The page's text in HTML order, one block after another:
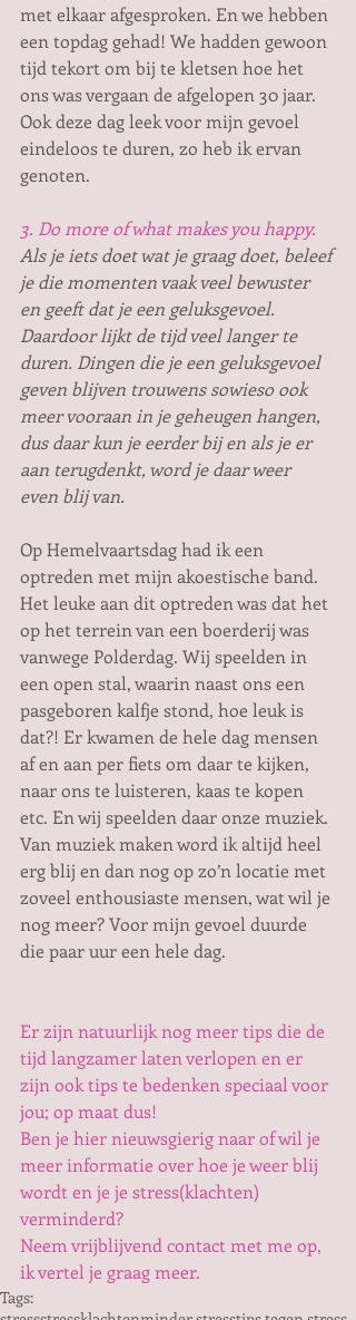
met elkaar afgesproken. En we hebben
een topdag gehad! We hadden gewoon
tijd tekort om bij te kletsen hoe het
ons was vergaan de afgelopen 30 jaar.
Ook deze dag leek voor mijn gevoel
eindeloos te duren, zo heb ik ervan
genoten.
3. Do more of what makes you happy.
Als je iets doet wat je graag doet, beleef
je die momenten vaak veel bewuster
en geeft dat je een geluksgevoel.
Daardoor lijkt de tijd veel langer te
duren. Dingen die je een geluksgevoel
geven blijven trouwens sowieso ook
meer vooraan in je geheugen hangen,
dus daar kun je eerder bij en als je er
aan terugdenkt, word je daar weer
even blij van.
Op Hemelvaartsdag had ik een
optreden met mijn akoestische band.
Het leuke aan dit optreden was dat het
op het terrein van een boerderij was
vanwege Polderdag. Wij speelden in
een open stal, waarin naast ons een
pasgeboren kalfje stond, hoe leuk is
dat?! Er kwamen de hele dag mensen
af en aan per fiets om daar te kijken,
naar ons te luisteren, kaas te kopen
etc. En wij speelden daar onze muziek.
Van muziek maken word ik altijd heel
erg blij en dan nog op zo’n locatie met
zoveel enthousiaste mensen, wat wil je
nog meer? Voor mijn gevoel duurde
die paar uur een hele dag.
Er zijn natuurlijk nog meer tips die de
tijd langzamer laten verlopen en er
zijn ook tips te bedenken speciaal voor
jou; op maat dus!
Ben je hier nieuwsgierig naar of wil je
meer informatie over hoe je weer blij
wordt en je je stress(klachten)
verminderd?
Neem vrijblijvend contact met me op,
ik vertel je graag meer.
Tags: